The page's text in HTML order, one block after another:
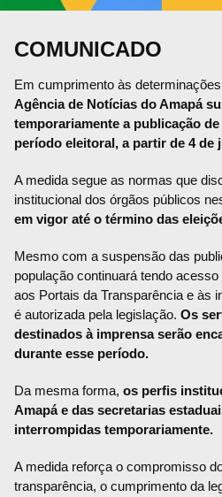
COMUNICADO
Em cumprimento às
Agência de Notícias do Amapá
temporariamente a publicação
período eleitoral, a partir de 4 de
A medida segue as normas que
institucional dos órgãos públicos
em vigor até o término das
Mesmo com a suspensão das
população continuará tendo
aos Portais da Transparência e às
é autorizada pela legislação. Os
destinados à imprensa serão
durante esse período.
Da mesma forma, os perfis
Amapá e das secretarias
interrompidas temporariamente.
A medida reforça o compromisso
transparência, o cumprimento da